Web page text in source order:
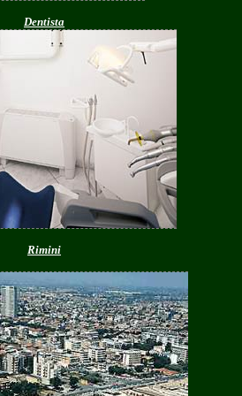
Dentista
Rimini